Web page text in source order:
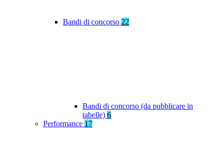
Bandi di concorso 22
Bandi di concorso (da pubblicare in
tabelle) 6
Performance 17